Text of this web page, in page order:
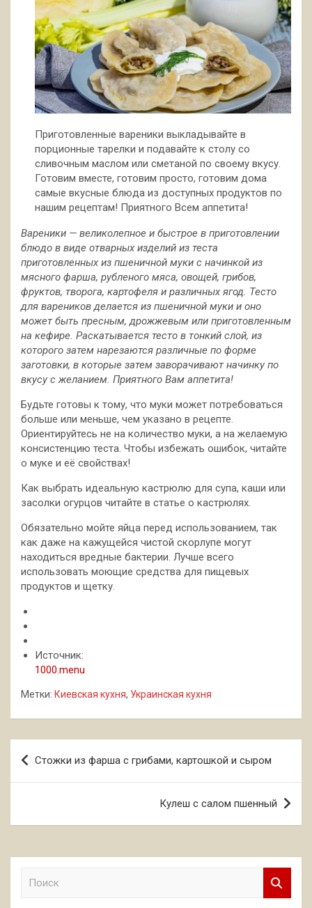
Приготовленные вареники выкладывайте в
порционные тарелки и подавайте к столу со
сливочным маслом или сметаной по своему вкусу.
Готовим вместе, готовим просто, готовим дома
самые вкусные блюда из доступных продуктов по
нашим рецептам! Приятного Всем аппетита!
Вареники — великолепное и быстрое в приготовлении
блюдо в виде отварных изделий из теста
приготовленных из пшеничной муки с начинкой из
мясного фарша, рубленого мяса, овощей, грибов,
фруктов, творога, картофеля и различных ягод. Тесто
для вареников делается из пшеничной муки и оно
может быть пресным, дрожжевым или приготовленным
на кефире. Раскатывается тесто в тонкий слой, из
которого затем нарезаются различные по форме
заготовки, в которые затем заворачивают начинку по
вкусу с желанием. Приятного Вам аппетита!
Будьте готовы к тому, что муки может потребоваться
больше или меньше, чем указано в рецепте.
Ориентируйтесь не на количество муки, а на желаемую
консистенцию теста. Чтобы избежать ошибок, читайте
о муке и её свойствах!
Как выбрать идеальную кастрюлю для супа, каши или
засолки огурцов читайте в статье о кастрюлях.
Обязательно мойте яйца перед использованием, так
как даже на кажущейся чистой скорлупе могут
находиться вредные бактерии. Лучше всего
использовать моющие средства для пищевых
продуктов и щетку.
Источник:
1000.menu
Метки: Киевская кухня, Украинская кухня
Навигация
по
Стожки из фарша с грибами, картошкой и сыром
Кулеш с салом пшенный